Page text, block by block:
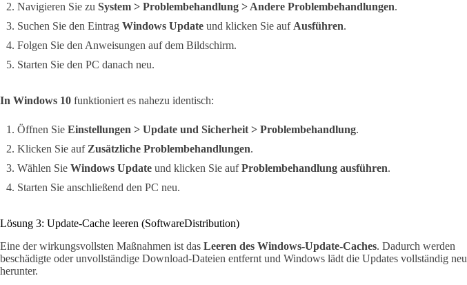
Navigieren Sie zu System > Problembehandlung > Andere Problembehandlungen.
Suchen Sie den Eintrag Windows Update und klicken Sie auf Ausführen.
Folgen Sie den Anweisungen auf dem Bildschirm.
Starten Sie den PC danach neu.
In Windows 10 funktioniert es nahezu identisch:
Öffnen Sie Einstellungen > Update und Sicherheit > Problembehandlung.
Klicken Sie auf Zusätzliche Problembehandlungen.
Wählen Sie Windows Update und klicken Sie aufProblembehandlung ausführen.
Starten Sie anschließend den PC neu.
Lösung 3: Update-Cache leeren (SoftwareDistribution)
Eine der wirkungsvollsten Maßnahmen ist das Leeren des Windows-Update-Caches. Dadurch werden
beschädigte oder unvollständige Download-Dateien entfernt und Windows lädt die Updates vollständig neu
herunter.